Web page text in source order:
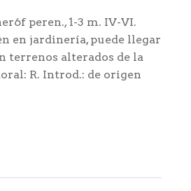
peren., 1-3 m. IV-VI.
en jardinería, puede llegar
terrenos alterados de la
R. Introd.: de origen